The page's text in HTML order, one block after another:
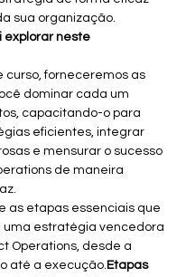
sua organização.
explorar neste
curso, forneceremos as
dominar cada um
capacitando-o para
eficientes, integrar
e mensurar o sucesso
de maneira
as etapas essenciais que
uma estratégia vencedora
Operations, desde a
até a execução. Etapas